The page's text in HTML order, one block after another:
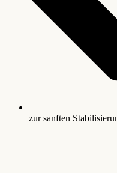
zur sanften